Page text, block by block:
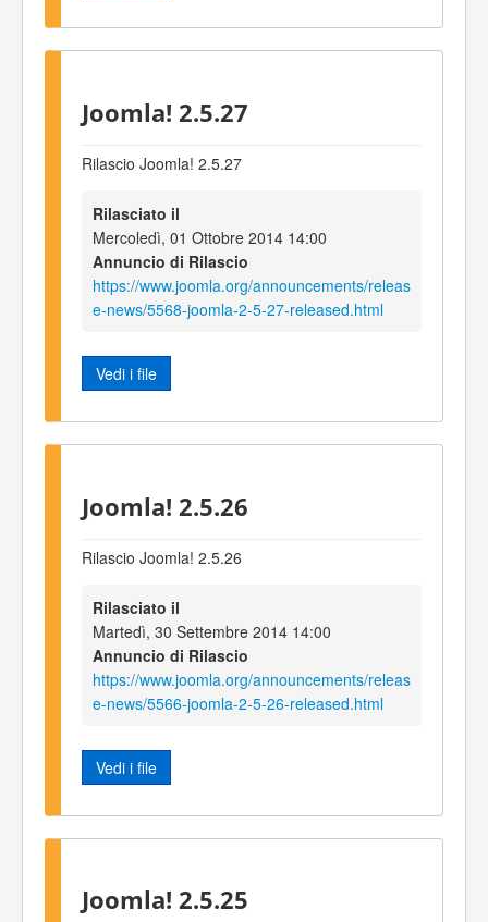
Joomla! 2.5.27
Rilascio Joomla! 2.5.27
Rilasciato il
Mercoledì, 01 Ottobre 2014 14:00
Annuncio di Rilascio
https://www.joomla.org/announcements/releas
e-news/5568-joomla-2-5-27-released.html
Vedi i file
Joomla! 2.5.26
Rilascio Joomla! 2.5.26
Rilasciato il
Martedì, 30 Settembre 2014 14:00
Annuncio di Rilascio
https://www.joomla.org/announcements/releas
e-news/5566-joomla-2-5-26-released.html
Vedi i file
Joomla! 2.5.25